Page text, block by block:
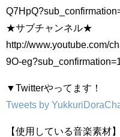
★サブチャンネル★
http://www.youtube.com/
9O-
▼Twitterやってます！
Tweets by
【使用している音楽素材】